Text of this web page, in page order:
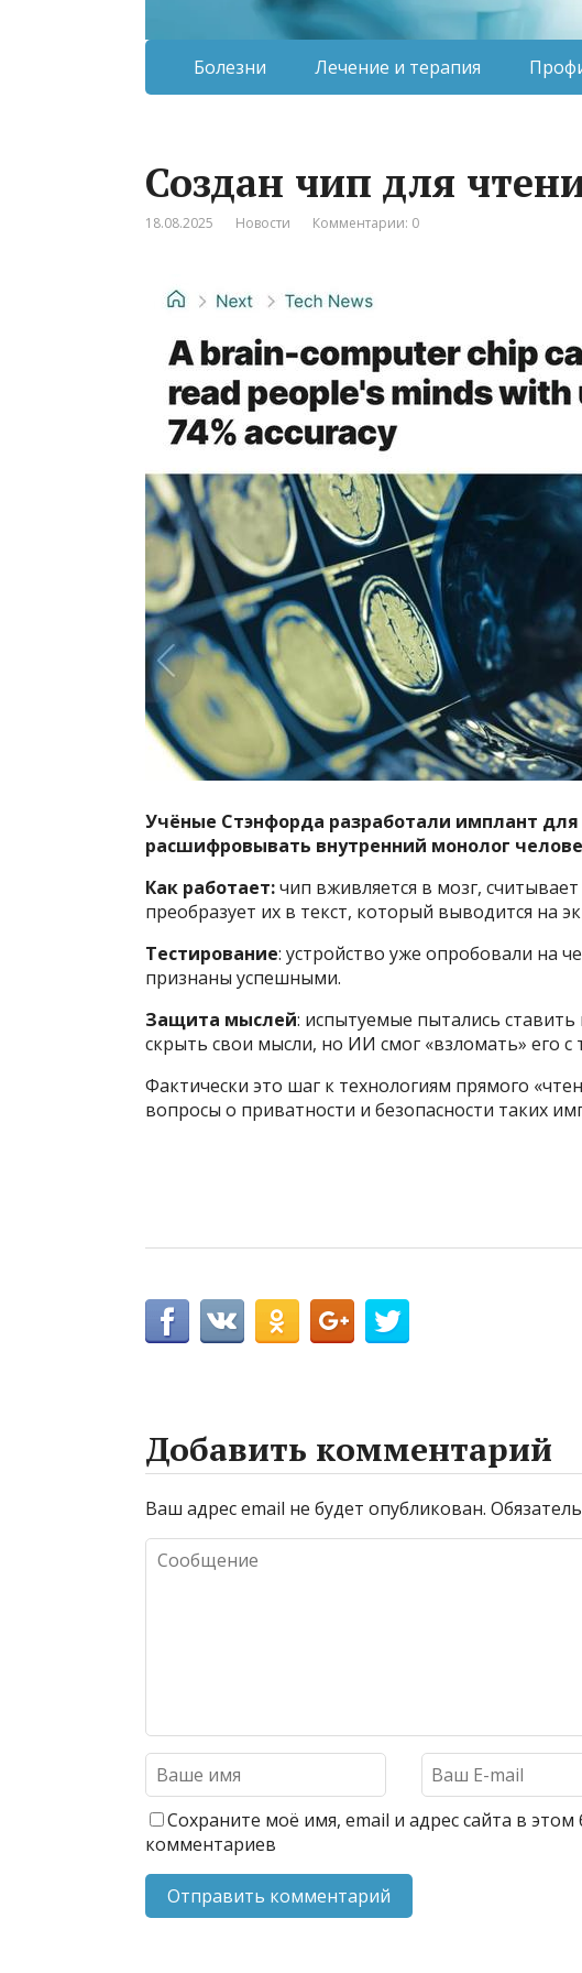
Болезни Лечение и терапия
Создан чип для
18.08.2025 Новости Комментарии: 0
Учёные Стэнфорда разработали имплант
расшифровывать внутренний монолог
Как работает:чип вживляется в мозг,
преобразует их в текст, который выводится на
Тестирование: устройство уже опробовали на
признаны успешными.
Защита мыслей: испытуемые пытались
скрыть свои мысли, но ИИ смог «взломать» его с
Фактически это шаг к технологиям прямого
вопросы о приватности и безопасности таких
Добавить комментарий
Ваш адрес email не будет опубликован.
Сохраните моё имя, email и адрес сайта в
комментариев